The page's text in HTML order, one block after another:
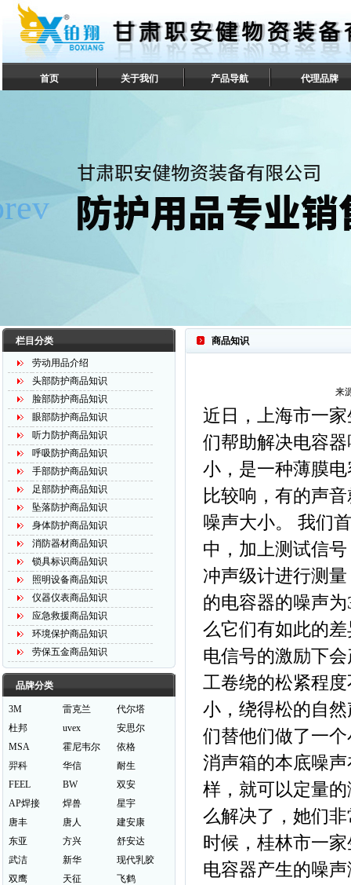
首页 关于我们 产品导航 代理品牌
栏目分类
劳动用品介绍
头部防护商品知识
脸部防护商品知识
眼部防护商品知识
听力防护商品知识
呼吸防护商品知识
手部防护商品知识
足部防护商品知识
坠落防护商品知识
身体防护商品知识
消防器材商品知识
锁具标识商品知识
照明设备商品知识
仪器仪表商品知识
应急救援商品知识
环境保护商品知识
劳保五金商品知识
品牌分类
3M 雷克兰
代尔塔
杜邦
uvex
安思尔
MSA
霍尼韦尔
依格
羿科
华信
耐生
FEEL
BW
双安
AP焊接
焊兽
星宇
唐丰
唐人
建安康
东亚
方兴
舒安达
武洁
新华
现代乳胶
双鹰
天征
飞鹤
商品知识
来
近日，上海市一
们帮助解决电容
小，是一种薄膜
比较响，有的声
噪声大小。 我们
中，加上测试信
冲声级计进行测
的电容器的噪声
么它们有如此的
电信号的激励下
工卷绕的松紧程
小，绕得松的自
们替他们做了一
消声箱的本底噪
样，就可以定量
么解决了，她们
时候，桂林市一
电容器产生的噪